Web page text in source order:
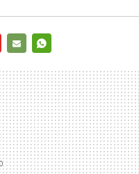
MAIL